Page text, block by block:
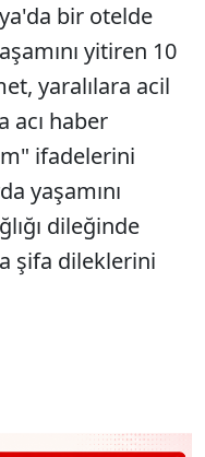
bir otelde
yitiren 10
yaralılara acil
acı haber
ifadelerini
yaşamını
dileğinde
şifa dileklerini